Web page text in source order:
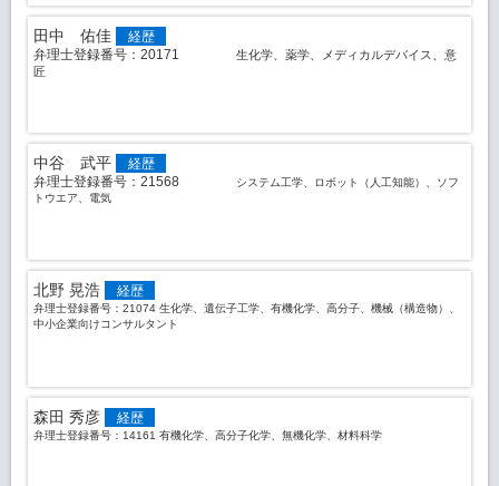
田中 佑佳
経歴
弁理士登録番号：20171
生化学、薬学、メディカルデバイス、意
匠
中谷 武平
経歴
弁理士登録番号：21568
システム工学、ロボット（人工知能）、ソフ
トウエア、電気
北野 晃浩 経歴
弁理士登録番号：21074 生化学、遺伝子工学、有機化学、高分子、機械（構造物）、
中小企業向けコンサルタント
森田 秀彦 経歴
弁理士登録番号：14161 有機化学、高分子化学、無機化学、材料科学